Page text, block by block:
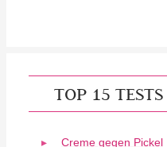
TOP 15
Creme gegen Pickel